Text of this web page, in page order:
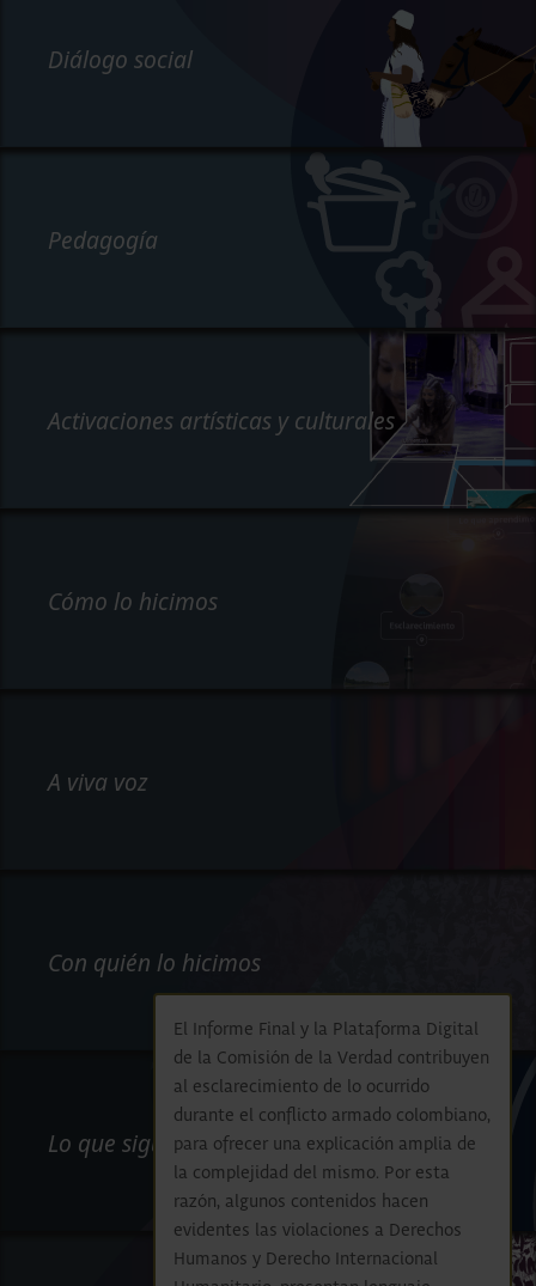
Diálogo social
Pedagogía
Activaciones artísticas y culturales
Cómo lo hicimos
A viva voz
Con quién lo hicimos
Lo que sigue
El Informe Final y la Plataforma Digital
de la Comisión de la Verdad contribuyen
al esclarecimiento de lo ocurrido
durante el conflicto armado colombiano,
para ofrecer una explicación amplia de
la complejidad del mismo. Por esta
razón, algunos contenidos hacen
evidentes las violaciones a Derechos
Humanos y Derecho Internacional